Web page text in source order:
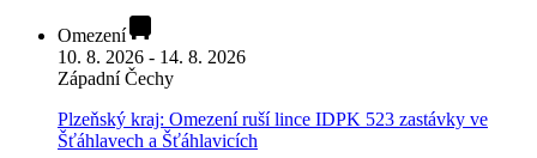
Omezení
10. 8. 2026 - 14. 8. 2026
Západní Čechy
Plzeňský kraj: Omezení ruší lince IDPK 523 zastávky ve
Šťáhlavech a Šťáhlavicích